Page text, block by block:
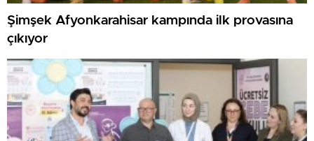
Şimşek Afyonkarahisar kampında ilk provasına
çıkıyor